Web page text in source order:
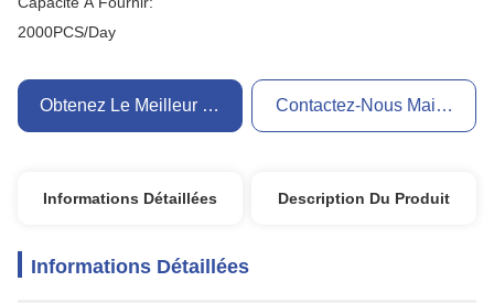
2000PCS/Day
Obtenez Le Meilleur Prix Contactez-Nous Maintenant
Informations Détaillées Description Du Produit
Informations Détaillées